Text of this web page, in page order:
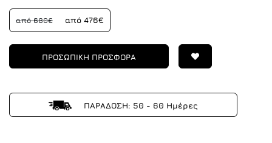
από 680€ από 476€
ΠΡΟΣΩΠΙΚΗ ΠΡΟΣΦΟΡΑ
ΠΑΡΑΔΟΣΗ: 50 - 60 Ημέρες